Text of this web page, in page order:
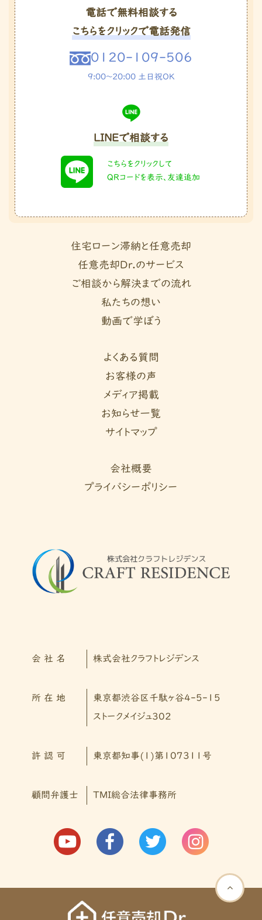
電話で無料相談する
こちらをクリックで電話発信
0120-109-506
9:00〜20:00 土日祝OK
LINEで相談する
こちらをクリックして
QRコードを表示、友達追加
住宅ローン滞納と任意売却
任意売却Dr.のサービス
ご相談から解決までの流れ
私たちの想い
動画で学ぼう
よくある質問
お客様の声
メディア掲載
お知らせ一覧
サイトマップ
会社概要
プライバシーポリシー
会 社 名 株式会社クラフトレジデンス
所 在 地
東京都渋谷区千駄ヶ谷4-5-15
ストークメイジュ302
許 認 可 東京都知事(1)第107311号
顧問弁護士 TMI総合法律事務所